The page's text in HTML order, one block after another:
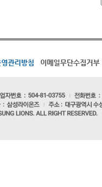
관리방침 이메일무단수집거부